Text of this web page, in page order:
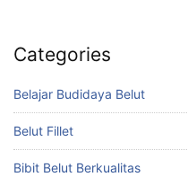
Categories
Belajar Budidaya Belut
Belut Fillet
Bibit Belut Berkualitas